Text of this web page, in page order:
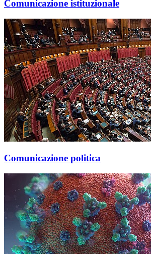
Comunicazione istituzionale
Comunicazione politica